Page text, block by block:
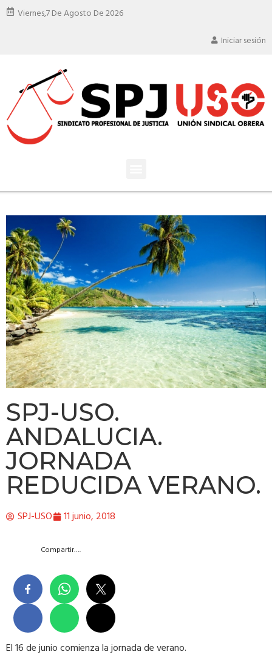
Viernes,7 De Agosto De 2026
Iniciar sesión
SPJ-USO.
ANDALUCIA.
JORNADA
REDUCIDA VERANO.
SPJ-USO 11 junio, 2018
Compartir….
El 16 de junio comienza la jornada de verano.